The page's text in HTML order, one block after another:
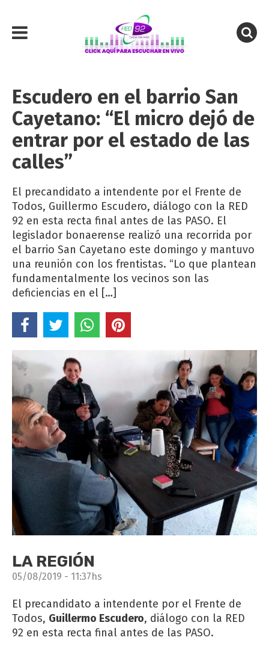
Escudero en el barrio San
Cayetano: “El micro dejó de
entrar por el estado de las
calles”
El precandidato a intendente por el Frente de
Todos, Guillermo Escudero, diálogo con la RED
92 en esta recta final antes de las PASO. El
legislador bonaerense realizó una recorrida por
el barrio San Cayetano este domingo y mantuvo
una reunión con los frentistas. “Lo que plantean
fundamentalmente los vecinos son las
deficiencias en el […]
LA REGIÓN
05/08/2019 - 11:37hs
El precandidato a intendente por el Frente de
Todos, Guillermo Escudero, diálogo con la RED
92 en esta recta final antes de las PASO.